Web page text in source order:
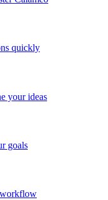
quickly
your ideas
goals
workflow